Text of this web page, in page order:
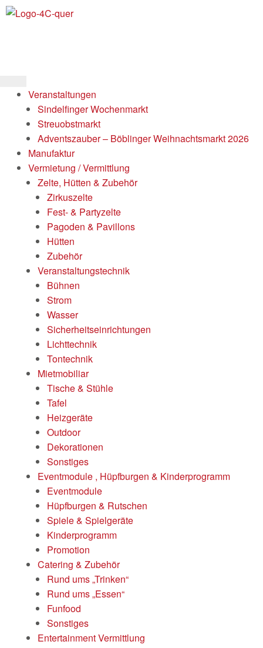
Veranstaltungen
Sindelfinger Wochenmarkt
Streuobstmarkt
Adventszauber – Böblinger Weihnachtsmarkt 2026
Manufaktur
Vermietung / Vermittlung
Zelte, Hütten & Zubehör
Zirkuszelte
Fest- & Partyzelte
Pagoden & Pavillons
Hütten
Zubehör
Veranstaltungstechnik
Bühnen
Strom
Wasser
Sicherheitseinrichtungen
Lichttechnik
Tontechnik
Mietmobiliar
Tische & Stühle
Tafel
Heizgeräte
Outdoor
Dekorationen
Sonstiges
Eventmodule , Hüpfburgen & Kinderprogramm
Eventmodule
Hüpfburgen & Rutschen
Spiele & Spielgeräte
Kinderprogramm
Promotion
Catering & Zubehör
Rund ums „Trinken“
Rund ums „Essen“
Funfood
Sonstiges
Entertainment Vermittlung